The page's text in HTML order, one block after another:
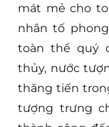
mát mẻ cho
nhân tố
toàn thể quý
thủy, nước
thăng tiến
tượng trưng